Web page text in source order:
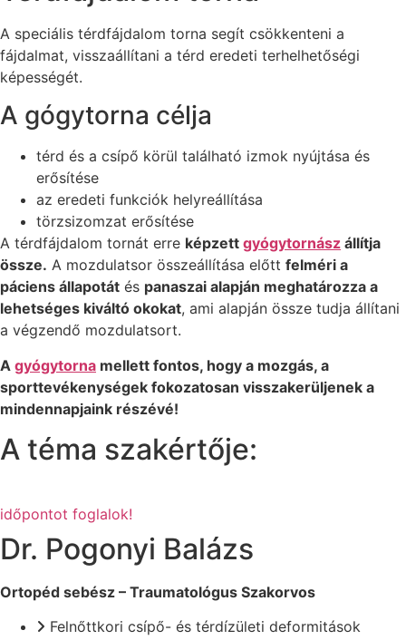
A speciális térdfájdalom torna segít csökkenteni a
fájdalmat, visszaállítani a térd eredeti terhelhetőségi
képességét.
A gógytorna célja
térd és a csípő körül található izmok nyújtása és
erősítése
az eredeti funkciók helyreállítása
törzsizomzat erősítése
A térdfájdalom tornát erre képzett gyógytornász állítja
össze. A mozdulatsor összeállítása előtt felméri a
páciens állapotát és panaszai alapján meghatározza a
lehetséges kiváltó okokat, ami alapján össze tudja állítani
a végzendő mozdulatsort.
A gyógytorna mellett fontos, hogy a mozgás, a
sporttevékenységek fokozatosan visszakerüljenek a
mindennapjaink részévé!
A téma szakértője:
időpontot foglalok!
Dr. Pogonyi Balázs
Ortopéd sebész – Traumatológus Szakorvos
Felnőttkori csípő- és térdízületi deformitások